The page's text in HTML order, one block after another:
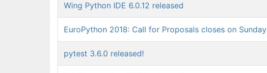
Wing Python IDE 6.0.12 released
EuroPython 2018: Call for Proposals closes on Sunday
pytest 3.6.0 released!